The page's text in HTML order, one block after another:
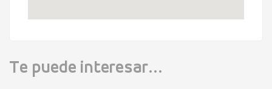
Te puede interesar...